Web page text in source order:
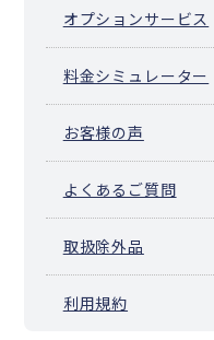
オプションサービス
料金シミュレーター
お客様の声
よくあるご質問
取扱除外品
利用規約